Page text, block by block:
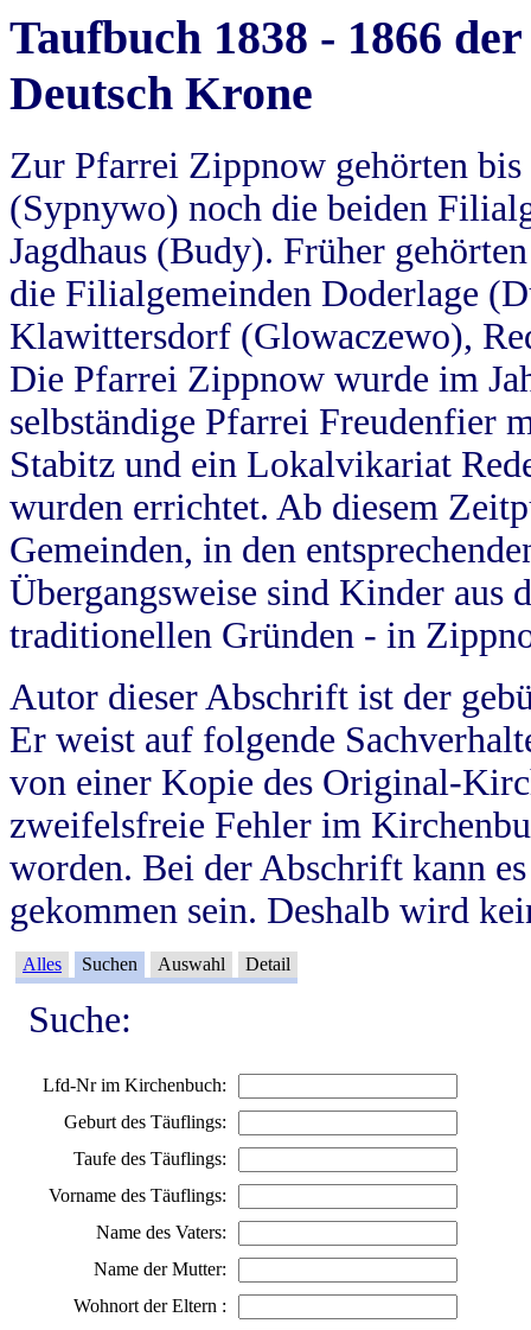
Taufbuch 1838 - 1866
Deutsch Krone
Zur Pfarrei Zippnow gehörten
(Sypnywo) noch die beiden
Jagdhaus (Budy). Früher
die Filialgemeinden Doderlage
Klawittersdorf (Glowaczewo),
Die Pfarrei Zippnow wurde im
selbständige Pfarrei Freudenfier
Stabitz und ein Lokalvikariat
wurden errichtet. Ab diesem
Gemeinden, in den
Übergangsweise sind Kinder aus
traditionellen Gründen - in
Autor dieser Abschrift ist der
Er weist auf folgende
von einer Kopie des Original-
zweifelsfreie Fehler im
worden. Bei der Abschrift kann
gekommen sein. Deshalb wird
Alles Suchen Auswahl Detail
Suche:
Lfd-Nr im Kirchenbuch:
Geburt des Täuflings:
Taufe des Täuflings:
Vorname des Täuflings:
Name des Vaters:
Name der Mutter:
Wohnort der Eltern :